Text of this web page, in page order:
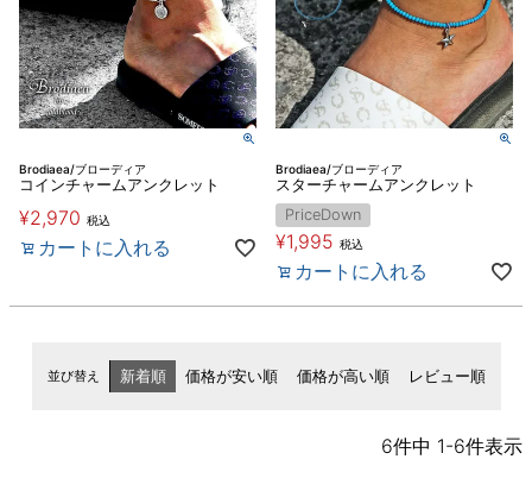
Brodiaea/ブローディア
コインチャームアンクレット
¥2,970 税込
カートに入れる
Brodiaea/ブローディア
スターチャームアンクレット
PriceDown
¥1,995 税込
カートに入れる
並び替え 新着順 価格が安い順 価格が高い順 レビュー順
6件中 1-6件表示